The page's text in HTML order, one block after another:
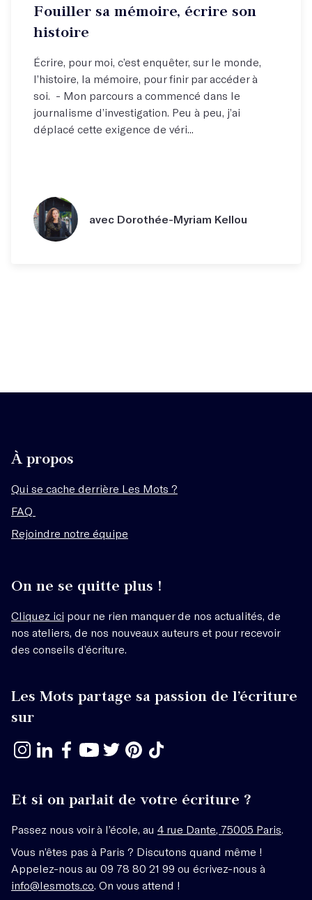
Fouiller sa mémoire, écrire son
histoire
Écrire, pour moi, c’est enquêter, sur le monde,
l’histoire, la mémoire, pour finir par accéder à
soi. - Mon parcours a commencé dans le
journalisme d’investigation. Peu à peu, j’ai
déplacé cette exigence de véri...
avec Dorothée-Myriam Kellou
À propos
Qui se cache derrière Les Mots ?
FAQ
Rejoindre notre équipe
On ne se quitte plus !
Cliquez ici pour ne rien manquer de nos actualités, de
nos ateliers, de nos nouveaux auteurs et pour recevoir
des conseils d’écriture.
Les Mots partage sa passion de l’écriture
sur
Et si on parlait de votre écriture ?
Passez nous voir à l’école, au 4 rue Dante, 75005 Paris.
Vous n’êtes pas à Paris ? Discutons quand même !
Appelez-nous au 09 78 80 21 99 ou écrivez-nous à
info@lesmots.co. On vous attend !